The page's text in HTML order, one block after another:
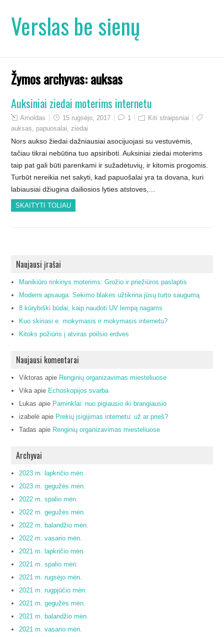
Verslas be sienų
Žymos archyvas:auksas
Auksiniai ziedai moterims internetu
Arnoldas 15 rugsėjo, 2017 1
Kiti straipsniai
auksas, papuosalai,ziedai
Nors aukso žiedai dažniausiai asocijuojasi su vestuvėmis,
tačiau tikrai nebūtina tuo apsiriboti. Auksiniai ziedai moterims
taip pat gali būti parenkami ir sužadėtuvių, ir kitomis progomis.
Turbūt nereikia net sakyti, kad papuošalai yra ta dovana, kuri
labiausiai džiugina dailiosios lyties atstoves,…
SKAITYTI TOLIAU
Naujausi įrašai
Manikiūro rinkinys moterims: Grožio ir priežiūros paslaptis
Moderni apsauga: Sekimo blakes užtikrina jūsų turto saugumą
8 kūrybiški būdai, kaip naudoti UV lempą nagams
Kuo skiriasi e. mokymasis ir mokymasis internetu?
Kitoks požiūris į atviras poilsio erdves
Naujausi komentarai
Viktoras apie Renginių organizavimas miesteliuose
Vikaapie Echoskopijos svarba
Lukas apie Paminklai: nuo pigiausio iki brangiausio
izabelė apie Prekių įsigijimas internetu: už ar prieš?
Tadas apie Renginių organizavimas miesteliuose
Archyvai
2023 m. lapkričio mėn.
2023 m. gegužės mėn.
2022 m. spalio mėn.
2022 m. gegužės mėn.
2022 m. balandžio mėn.
2022 m. vasario mėn.
2021 m. lapkričio mėn.
2021 m. spalio mėn.
2021 m. rugsėjo mėn.
2021 m. rugpjūčio mėn.
2021 m. gegužės mėn.
2021 m. balandžio mėn.
2021 m. vasario mėn.